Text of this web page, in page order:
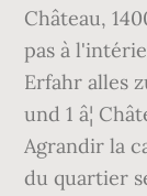
Château,
pas à
Erfahr alles
und 1 â¦
Agrandir la
du quartier